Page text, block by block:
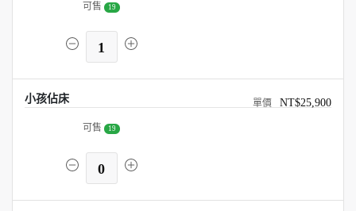
可售 19
1
小孩佔床 NT$25,900
可售 19
0